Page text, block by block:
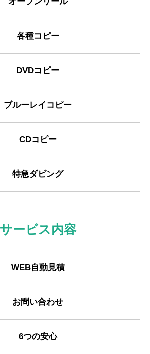
各種コピー
DVDコピー
ブルーレイコピー
CDコピー
特急ダビング
サービス内容
WEB自動見積
お問い合わせ
6つの安心